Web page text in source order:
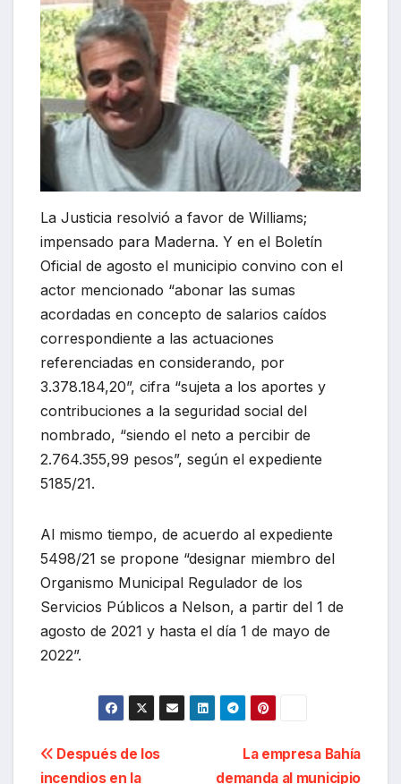
La Justicia resolvió a favor de Williams;
impensado para Maderna. Y en el Boletín
Oficial de agosto el municipio convino con el
actor mencionado “abonar las sumas
acordadas en concepto de salarios caídos
correspondiente a las actuaciones
referenciadas en considerando, por
3.378.184,20”, cifra “sujeta a los aportes y
contribuciones a la seguridad social del
nombrado, “siendo el neto a percibir de
2.764.355,99 pesos”, según el expediente
5185/21.
Al mismo tiempo, de acuerdo al expediente
5498/21 se propone “designar miembro del
Organismo Municipal Regulador de los
Servicios Públicos a Nelson, a partir del 1 de
agosto de 2021 y hasta el día 1 de mayo de
2022”.
Navegación
La empresa Bahía
demanda al municipio
Después de los
incendios en la